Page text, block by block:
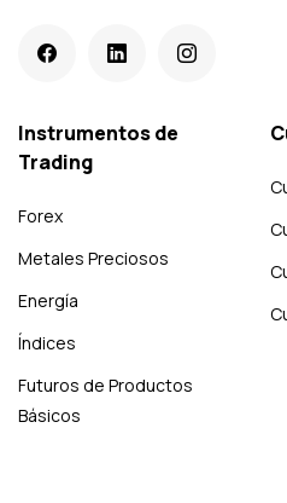
Instrumentos de
Trading
Forex
Metales Preciosos
Energía
Índices
Futuros de Productos
Básicos